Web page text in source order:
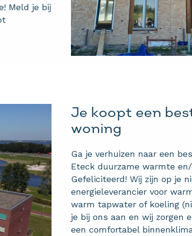
Meld je bij
Je koopt een
woning
Ga je verhuizen naar een
Eteck duurzame warmte
Gefeliciteerd! Wij zijn op je
energieleverancier voor
warm tapwater of koeling
je bij ons aan en wij zorgen
een comfortabel